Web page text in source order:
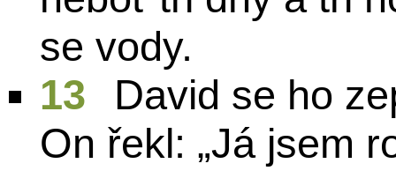
se vody.
13
David se ho
On řekl: „Já jsem